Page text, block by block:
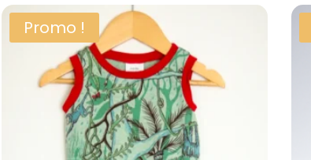
initial
était :
14,00 €.9,80 €.
Promo !